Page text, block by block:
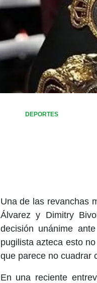
DEPORTES
Una de las revanchas
Álvarez y Dimitry
decisión unánime
pugilista azteca esto
que parece no cuadrar
En una reciente